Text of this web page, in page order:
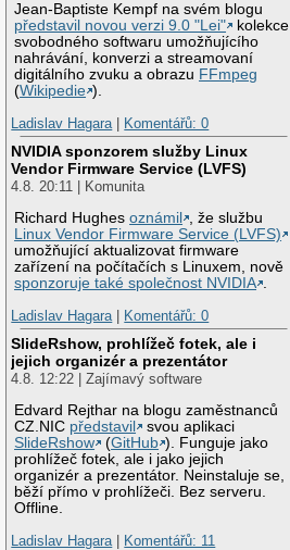
Jean-Baptiste Kempf na svém blogu
představil novou verzi 9.0 "Lei"
kolekce
svobodného softwaru umožňujícího
nahrávání, konverzi a streamovaní
digitálního zvuku a obrazu FFmpeg
(Wikipedie ).
Ladislav Hagara
Komentářů: 0
NVIDIA sponzorem služby Linux
Vendor Firmware Service (LVFS)
4.8. 20:11 | Komunita
Richard Hughesoznámil
, že službu
Linux Vendor Firmware Service (LVFS)
umožňující aktualizovat firmware
zařízení na počítačích s Linuxem, nově
sponzoruje také společnost NVIDIA .
Ladislav Hagara | Komentářů: 0
SlideRshow, prohlížeč fotek, ale i
jejich organizér a prezentátor
4.8. 12:22 | Zajímavý software
Edvard Rejthar na blogu zaměstnanců
CZ.NIC představil
svou aplikaci
SlideRshow
(GitHub ). Funguje jako
prohlížeč fotek, ale i jako jejich
organizér a prezentátor. Neinstaluje se,
běží přímo v prohlížeči. Bez serveru.
Offline.
Ladislav Hagara | Komentářů: 11